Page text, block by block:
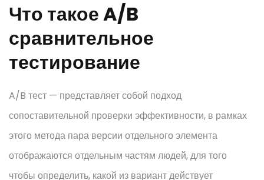
Что такое A/B
сравнительное
тестирование
A/B тест — представляет собой подход
сопоставительной проверки эффективности, в рамках
этого метода пара версии отдельного элемента
отображаются отдельным частям людей, для того
чтобы определить, какой из вариант действует